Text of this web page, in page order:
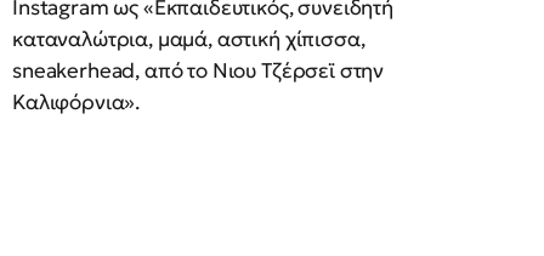
Instagram ως «Εκπαιδευτικός, συνειδητή
καταναλώτρια, μαμά, αστική χίπισσα,
sneakerhead, από το Νιου Τζέρσεϊ στην
Καλιφόρνια».